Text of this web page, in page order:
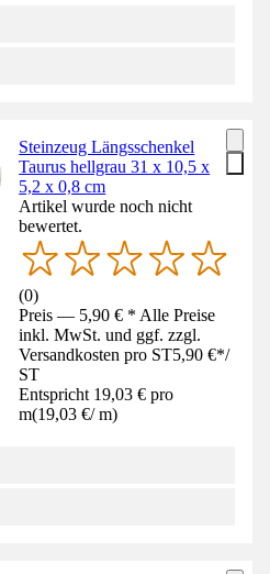
Steinzeug Längsschenkel
Taurus hellgrau 31 x 10,5 x
5,2 x 0,8 cm
Artikel wurde noch nicht
bewertet.
(0)
Preis — 5,90 € * Alle Preise
inkl. MwSt. und ggf. zzgl.
Versandkosten pro ST5,90 €*/
ST
Entspricht 19,03 € pro
m(19,03 €/ m)